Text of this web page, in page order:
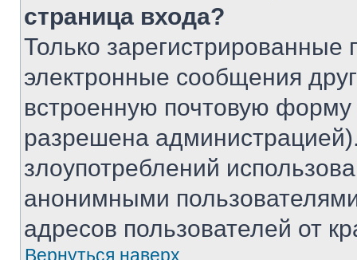
страница входа?
Только зарегистрированные
электронные сообщения
встроенную почтовую
разрешена
злоупотреблений
анонимными
адресов пользователей от
Вернуться наверх